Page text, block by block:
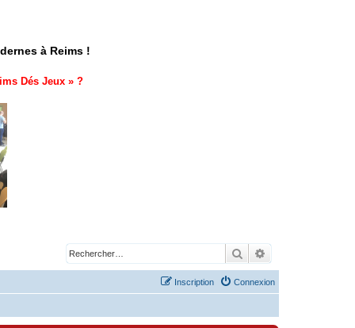
à Reims !
Dés Jeux » ?
Rechercher
Connexion
Inscription